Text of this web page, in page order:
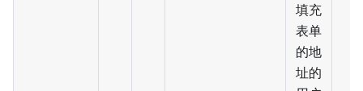
填充
表单
的地
址的